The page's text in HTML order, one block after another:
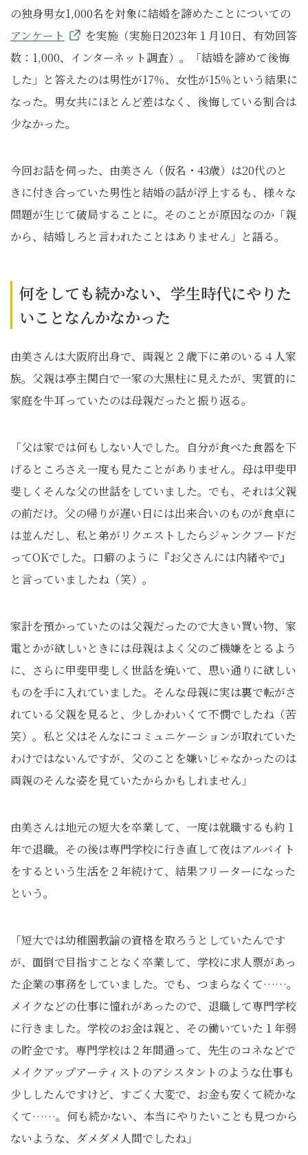
の独身男女1,000名を対象に結婚を諦めたことについての
アンケート
を実施（実施日2023年１月10日、有効回答
数：1,000、インターネット調査）。「結婚を諦めて後悔
した」と答えたのは男性が17％、女性が15％という結果に
なった。男女共にほとんど差はなく、後悔している割合は
少なかった。
今回お話を伺った、由美さん（仮名・43歳）は20代のと
きに付き合っていた男性と結婚の話が浮上するも、様々な
問題が生じて破局することに。そのことが原因なのか「親
から、結婚しろと言われたことはありません」と語る。
何をしても続かない、学生時代にやりた
いことなんかなかった
由美さんは大阪府出身で、両親と２歳下に弟のいる４人家
族。父親は亭主関白で一家の大黒柱に見えたが、実質的に
家庭を牛耳っていたのは母親だったと振り返る。
「父は家では何もしない人でした。自分が食べた食器を下
げるところさえ一度も見たことがありません。母は甲斐甲
斐しくそんな父の世話をしていました。でも、それは父親
の前だけ。父の帰りが遅い日には出来合いのものが食卓に
は並んだし、私と弟がリクエストしたらジャンクフードだ
ってOKでした。口癖のように『お父さんには内緒やで』
と言っていましたね（笑）。
家計を預かっていたのは父親だったので大きい買い物、家
電とかが欲しいときには母親はよく父のご機嫌をとるよう
に、さらに甲斐甲斐しく世話を焼いて、思い通りに欲しい
ものを手に入れていました。そんな母親に実は裏で転がさ
れている父親を見ると、少しかわいくて不憫でしたね（苦
笑）。私と父はそんなにコミュニケーションが取れていた
わけではないんですが、父のことを嫌いじゃなかったのは
両親のそんな姿を見ていたからかもしれません」
由美さんは地元の短大を卒業して、一度は就職するも約１
年で退職。その後は専門学校に行き直して夜はアルバイト
をするという生活を２年続けて、結果フリーターになった
という。
「短大では幼稚園教諭の資格を取ろうとしていたんです
が、面倒で目指すことなく卒業して、学校に求人票があっ
た企業の事務をしていました。でも、つまらなくて……。
メイクなどの仕事に憧れがあったので、退職して専門学校
に行きました。学校のお金は親と、その働いていた１年弱
の貯金です。専門学校は２年間通って、先生のコネなどで
メイクアップアーティストのアシスタントのような仕事も
少ししたんですけど、すごく大変で、お金も安くて続かな
くて……。何も続かない、本当にやりたいことも見つから
ないような、ダメダメ人間でしたね」